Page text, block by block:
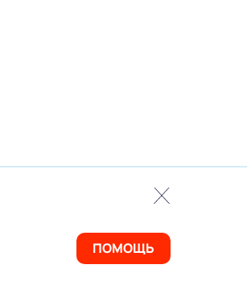
ПОМОЩЬ